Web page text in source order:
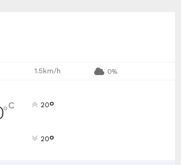
1.5km/h 0%
°C 20°
20°